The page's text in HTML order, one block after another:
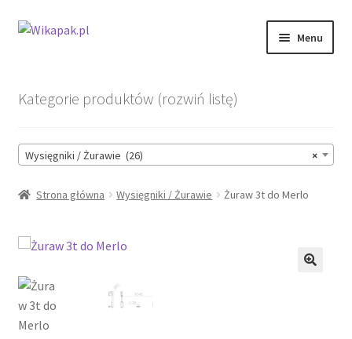
Przejdź
Przejdź
Menu
Telefon #1: 694 070 869
Telefon #2: 694-092-172
Kategorie produktów (rozwiń listę)
×
Wysięgniki / Żurawie (26)
Strona główna Wysięgniki / Żurawie Żuraw 3t do Merlo